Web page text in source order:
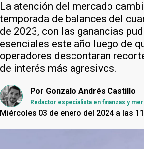
La atención del mercado
temporada de balances del
de 2023, con las ganancias
esenciales este año luego de
operadores descontaran
de interés más agresivos.
Por Gonzalo Andrés Castillo
Redactor especialista en finanzas y
Miércoles 03 de enero del 2024 a las